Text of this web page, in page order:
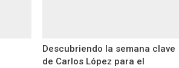
Descubriendo la semana clave
de Carlos López para el